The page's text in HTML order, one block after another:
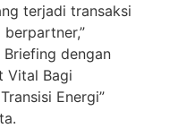
terjadi transaksi
dengan
Vital Bagi
Energi”